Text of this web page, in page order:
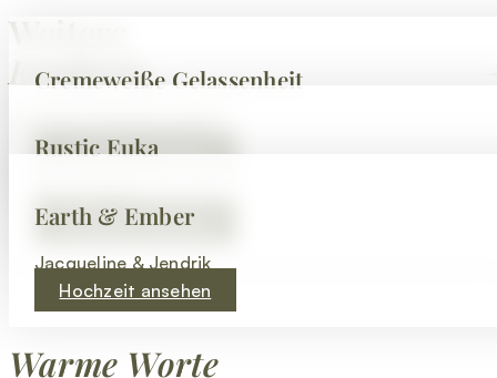
Weitere
Einblicke
Cremeweiße Gelassenheit
Hochzeit ansehen
Rustic Euka
Hochzeit ansehen
Earth & Ember
Jacqueline & Jendrik
Hochzeit ansehen
Warme Worte